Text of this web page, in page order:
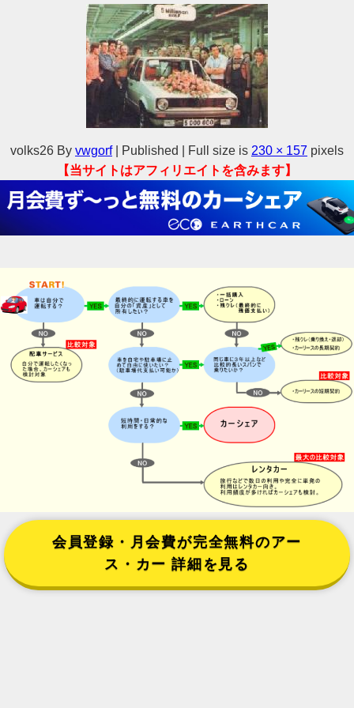
volks26 By vwgorf Published Full size is 230 × 157 pixels
【当サイトはアフィリエイトを含みます】
会員登録・月会費が完全無料のアー
ス・カー 詳細を見る